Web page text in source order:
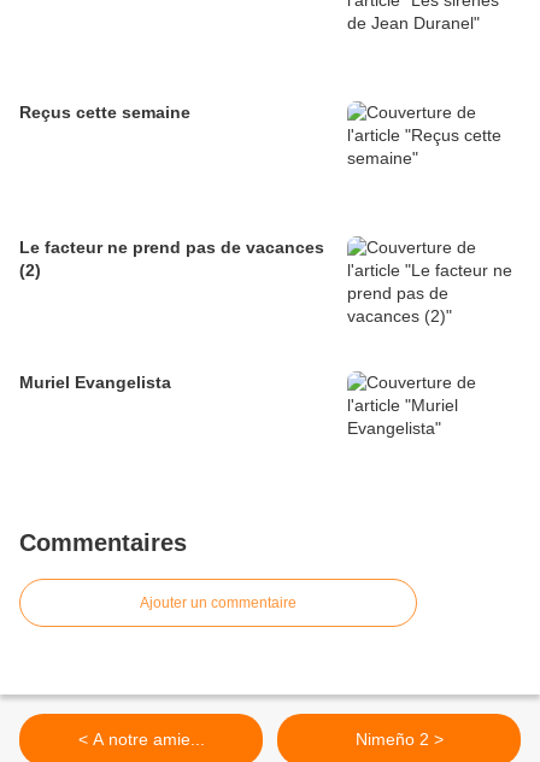
Reçus cette semaine
Le facteur ne prend pas de vacances
(2)
Muriel Evangelista
Commentaires
Ajouter un commentaire
< A notre amie... Nimeño 2 >